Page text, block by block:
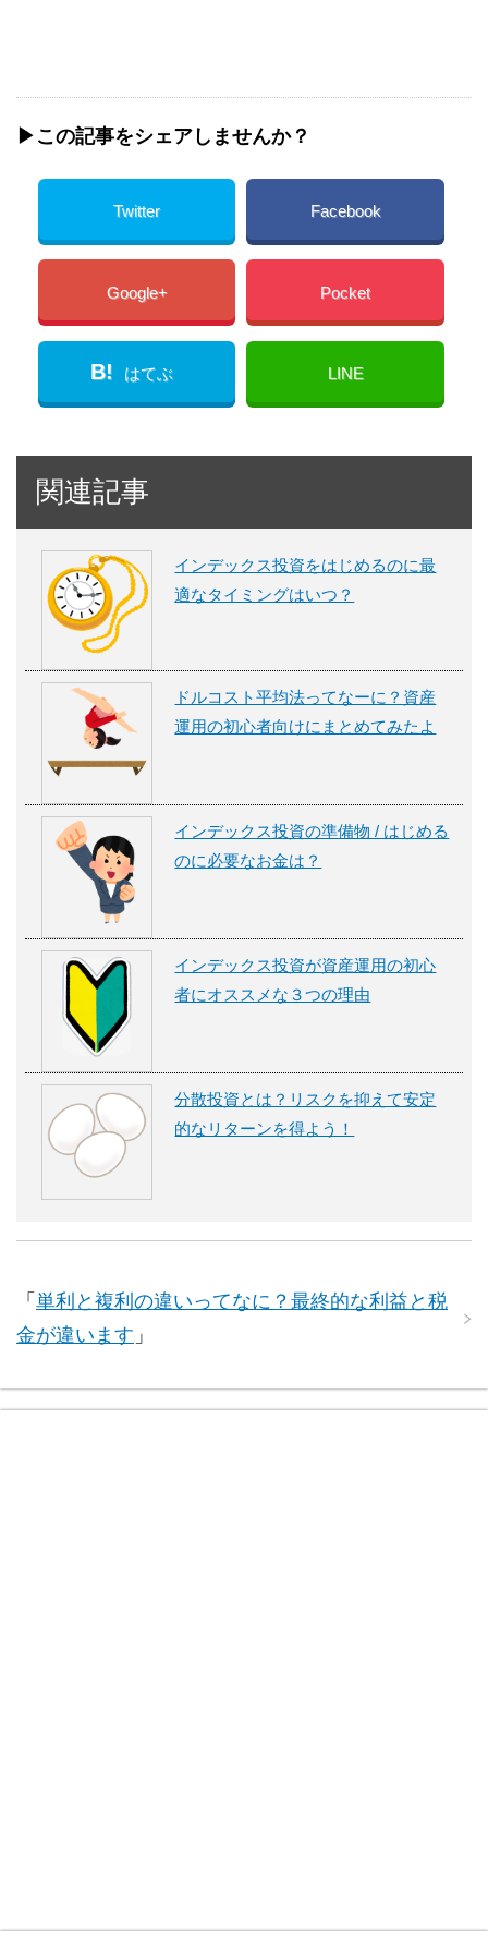
▶︎この記事をシェアしませんか？
Twitter Facebook
Google+ Pocket
B! はてぶ LINE
関連記事
インデックス投資をはじめるのに最
適なタイミングはいつ？
ドルコスト平均法ってなーに？資産
運用の初心者向けにまとめてみたよ
インデックス投資の準備物 / はじめる
のに必要なお金は？
インデックス投資が資産運用の初心
者にオススメな３つの理由
分散投資とは？リスクを抑えて安定
的なリターンを得よう！
「 単利と複利の違いってなに？最終的な利益と税
金が違います 」